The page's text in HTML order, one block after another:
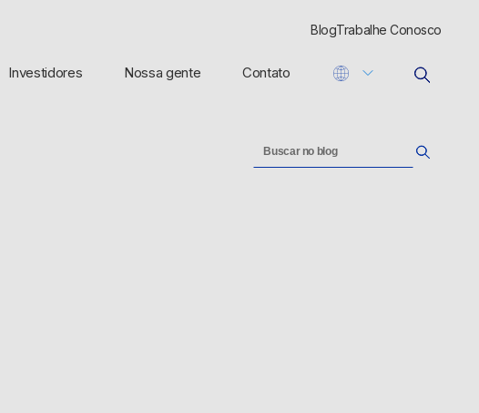
BlogTrabalhe Conosco
Investidores Nossa gente Contato